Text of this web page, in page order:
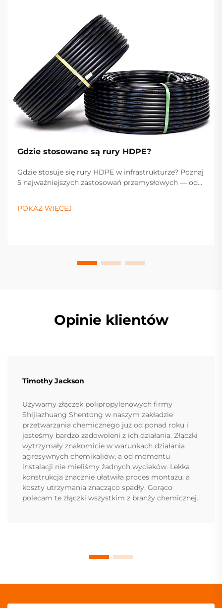
Gdzie stosowane są rury HDPE?
Gdzie stosuje się rury HDPE w infrastrukturze? Poznaj
5 najważniejszych zastosowań przemysłowych — od
drenaż i rolnictwo. Zoptymalizuj teraz specyfikację
swojego projektu.
POKAŻ WIĘCEJ
Opinie klientów
Timothy Jackson
Używamy złączek polipropylenowych firmy
Shijiazhuang Shentong w naszym zakładzie
przetwarzania chemicznego już od ponad roku i
jesteśmy bardzo zadowoleni z ich działania. Złączki
wytrzymały znakomicie w warunkach działania
agresywnych chemikaliów, a od momentu
instalacji nie mieliśmy żadnych wycieków. Lekka
konstrukcja znacznie ułatwiła proces montażu, a
koszty utrzymania znacząco spadły. Gorąco
polecam te złączki wszystkim z branży chemicznej.